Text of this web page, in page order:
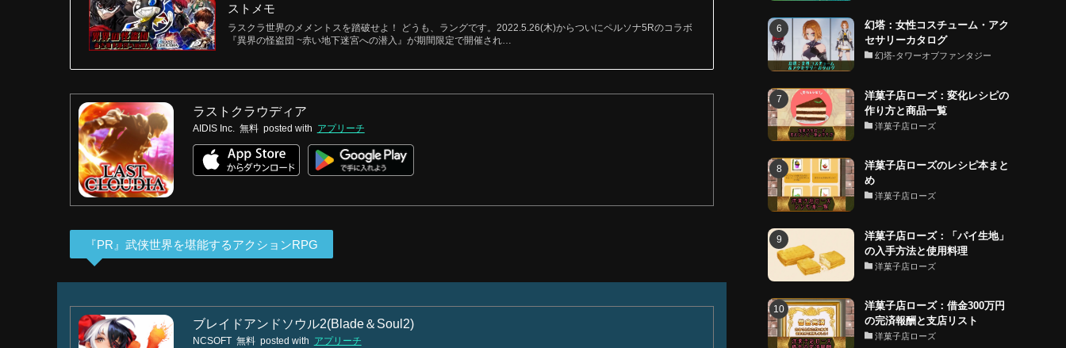
ストメモ
ラスクラ世界のメメントスを踏破せよ！ どうも、ラングです。2022.5.26(木)からついにペルソナ5Rのコラボ
『異界の怪盗団 ~赤い地下迷宮への潜入』が期間限定で開催され…
ラストクラウディア
AIDIS Inc. 無料 posted with アプリーチ
『PR』武侠世界を堪能するアクションRPG
ブレイドアンドソウル2(Blade＆Soul2)
NCSOFT 無料 posted with アプリーチ
幻塔：女性コスチューム・アク
セサリーカタログ
幻塔-タワーオブファンタジー
洋菓子店ローズ：変化レシピの
作り方と商品一覧
洋菓子店ローズ
洋菓子店ローズのレシピ本まと
め
洋菓子店ローズ
洋菓子店ローズ：「パイ生地」
の入手方法と使用料理
洋菓子店ローズ
洋菓子店ローズ：借金300万円
の完済報酬と支店リスト
洋菓子店ローズ